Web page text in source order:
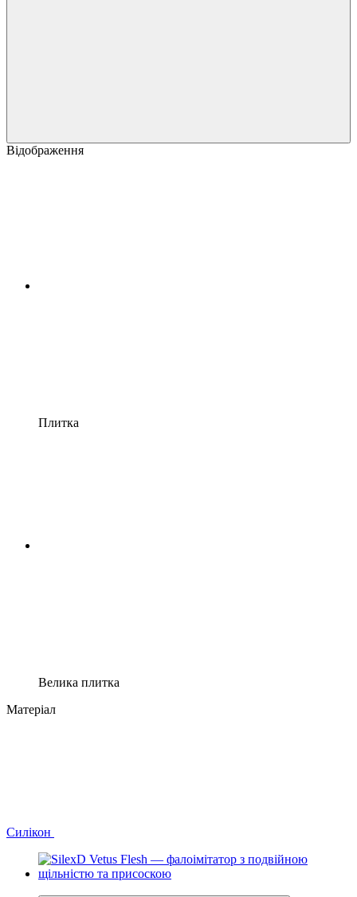
Відображення
Плитка
Велика плитка
Матеріал
Силікон